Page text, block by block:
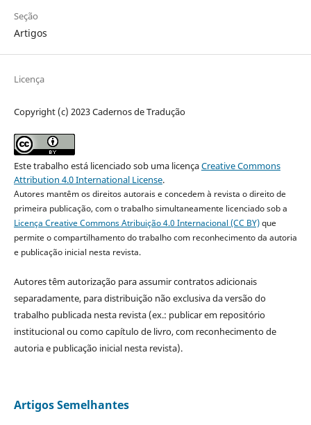
Seção
Artigos
Licença
Copyright (c) 2023 Cadernos de Tradução
Este trabalho está licenciado sob uma licençaCreative Commons
Attribution 4.0 International License.
Autores mantêm os direitos autorais e concedem à revista o direito de
primeira publicação, com o trabalho simultaneamente licenciado sob a
Licença Creative Commons Atribuição 4.0 Internacional (CC BY)que
permite o compartilhamento do trabalho com reconhecimento da autoria
e publicação inicial nesta revista.
Autores têm autorização para assumir contratos adicionais
separadamente, para distribuição não exclusiva da versão do
trabalho publicada nesta revista (ex.: publicar em repositório
institucional ou como capítulo de livro, com reconhecimento de
autoria e publicação inicial nesta revista).
Artigos Semelhantes